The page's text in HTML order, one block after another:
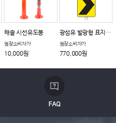
해솔 시선유도봉
권장소비자가
10,000원
광섬유 발광형 표지판_갈매기
권장소비자가
770,000원
FAQ